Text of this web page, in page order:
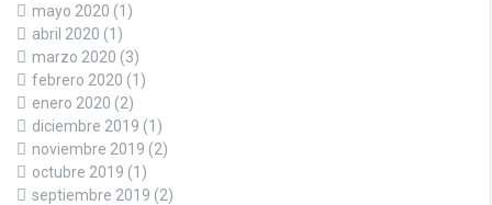
mayo 2020 (1)
abril 2020 (1)
marzo 2020 (3)
febrero 2020 (1)
enero 2020 (2)
diciembre 2019 (1)
noviembre 2019 (2)
octubre 2019 (1)
septiembre 2019 (2)